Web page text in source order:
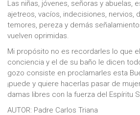
Las niñas, jóvenes, señoras y abuelas,
ajetreos, vacíos, indecisiones, nervios,
temores, pereza y demás
vuelven oprimidas.
Mi propósito no es recordarles lo que
conciencia y el de su baño le dicen
gozo consiste en proclamarles esta
¡puede y quiere hacerlas pasar de
damas libres con la fuerza del Espíritu
AUTOR: Padre Carlos Triana